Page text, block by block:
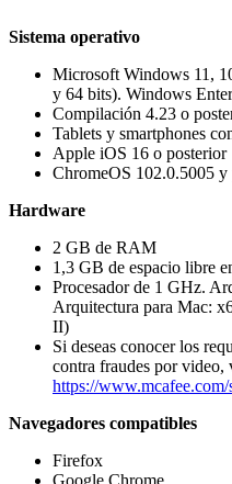
Sistema operativo
Microsoft Windows 11,
y 64 bits). Windows
Compilación 4.23 o
Tablets y smartphones
Apple iOS 16 o posterior
ChromeOS 102.0.5005 y
Hardware
2 GB de RAM
1,3 GB de espacio libre
Procesador de 1 GHz.
Arquitectura para Mac:
II)
Si deseas conocer los
contra fraudes por video,
https://
Navegadores compatibles
Firefox
Google Chrome